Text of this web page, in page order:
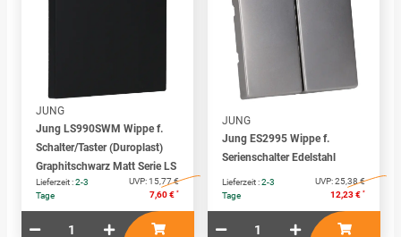
JUNG
Jung LS990SWM Wippe f.
Schalter/Taster (Duroplast)
Graphitschwarz Matt Serie LS
Lieferzeit :2-3
Tage
UVP:15,77 €
7,60 € *
JUNG
Jung ES2995 Wippe f.
Serienschalter Edelstahl
Lieferzeit :2-3
Tage
UVP:25,38 €
12,23 € *